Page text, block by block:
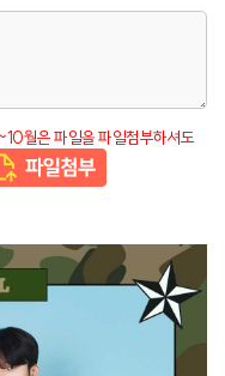
월은 파일을 파일첨부하셔도